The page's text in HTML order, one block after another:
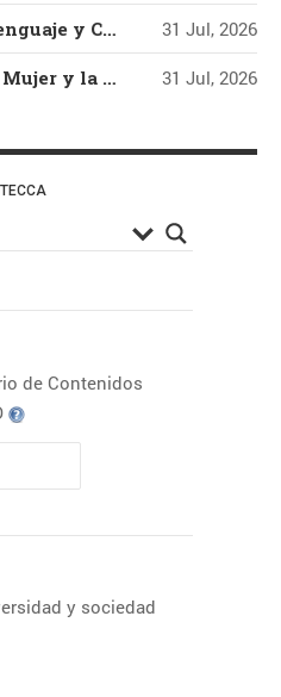
14-10-2026 – Clases de Lenguaje y Cultura Coreana – Nivel Básico – Parte I 31 Jul, 2026
29-08-2026 – Jornada La Mujer y la Música de Raíz en el Festival Villar de los Mundos (Edición 2026) Con Vanesa Muela y Fernando Valladares 31 Jul, 2026
de Contenidos
y sociedad